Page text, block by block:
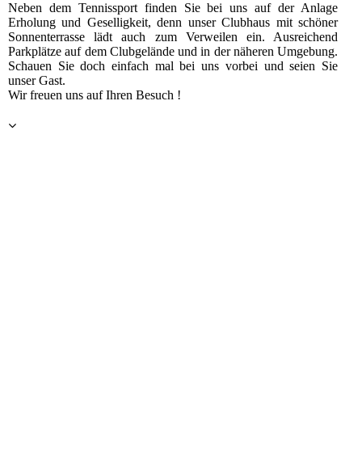
Neben dem Tennissport finden Sie bei uns auf der Anlage
Erholung und Geselligkeit, denn unser Clubhaus mit schöner
Sonnenterrasse lädt auch zum Verweilen ein. Ausreichend
Parkplätze auf dem Clubgelände und in der näheren Umgebung.
Schauen Sie doch einfach mal bei uns vorbei und seien Sie
unser Gast.
Wir freuen uns auf Ihren Besuch !